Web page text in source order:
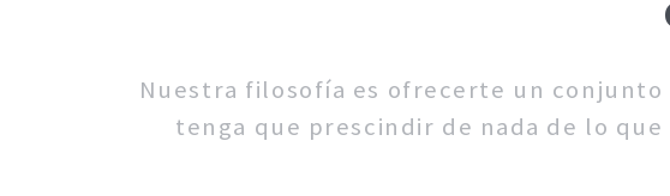
Nuestra filosofía es ofrecerte un conjunto
tenga que prescindir de nada de lo